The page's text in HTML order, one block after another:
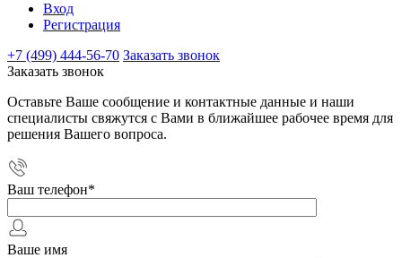
Вход
Регистрация
+7 (499) 444-56-70 Заказать звонок
Заказать звонок
Оставьте Ваше сообщение и контактные данные и наши
специалисты свяжутся с Вами в ближайшее рабочее время для
решения Вашего вопроса.
Ваш телефон*
Ваше имя